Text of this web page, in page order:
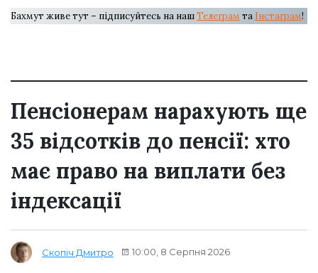
Бахмут живе тут – підписуйтесь на нашТелеграм та Інстаграм!
Пенсіонерам нарахують ще
35 відсотків до пенсії: хто
має право на виплати без
індексації
Скопіч Дмитро 10:00, 8 Серпня 2026